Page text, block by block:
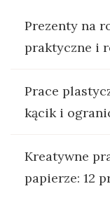
Prezenty na
praktyczne i
Prace
kącik i
Kreatywne
papierze: 12